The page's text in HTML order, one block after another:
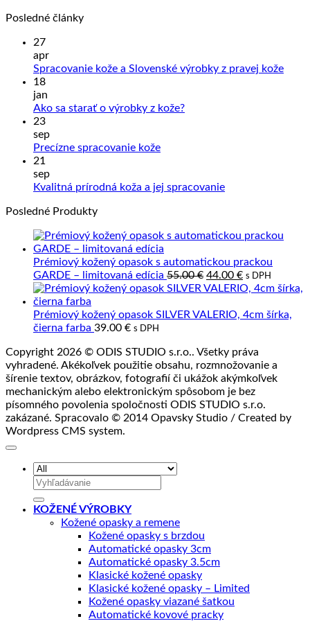
Posledné články
27
apr
Spracovanie kože a Slovenské výrobky z pravej kože
18
jan
Ako sa starať o výrobky z kože?Žiadne
o
23
sep
Precízne spracovanie kožeŽiadne
Precízne
21
sep
Kvalitná prírodná koža a jej spracovanieŽiadne
prírodná
a
jej
spracovanie
Posledné Produkty
Prémiový kožený opasok s automatickou prackou
GARDE – limitovaná edícia 55.00€ Pôvodná
cena
55.00 €.
44.00 €Aktuálna
cena
44.00 €.
s DPH
Prémiový kožený opasok SILVER VALERIO, 4cm šírka,
čierna farba 39.00 € s DPH
Copyright 2026 © ODIS STUDIO s.r.o.. Všetky práva
vyhradené. Akékoľvek použitie obsahu, rozmnožovanie a
šírenie textov, obrázkov, fotografií či ukážok akýmkoľvek
mechanickým alebo elektronickým spôsobom je bez
písomného povolenia spoločnosti ODIS STUDIO s.r.o.
zakázané. Spracovalo © 2014 Opavsky Studio / Created by
Wordpress CMS system.
Hľadať:
KOŽENÉ VÝROBKY
Kožené opasky a remene
Kožené opasky s brzdou
Automatické opasky 3cm
Automatické opasky 3.5cm
Klasické kožené opasky
Klasické kožené opasky – Limited
Kožené opasky viazané šatkou
Automatické kovové pracky